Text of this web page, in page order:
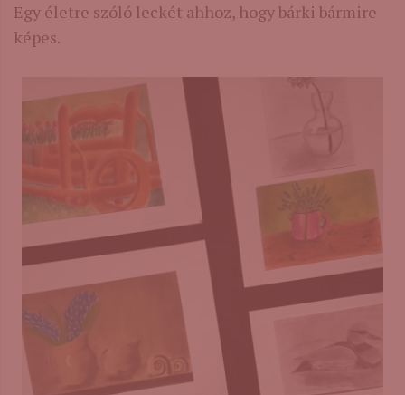
Egy életre szóló leckét ahhoz, hogy bárki bármire
képes.